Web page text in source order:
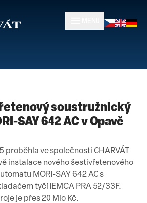
soustružnický
SAY 642 AC v Opavě
proběhla ve společnosti CHARVÁT
instalace nového šestivřetenového
MORI-SAY 642 AC s
tyčí IEMCA PRA 52/33F.
je přes 20 Mio Kč.